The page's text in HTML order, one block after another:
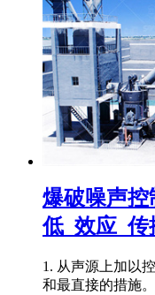
爆破噪声控
低_效应_传
1. 从声源上加以
和最直接的措施